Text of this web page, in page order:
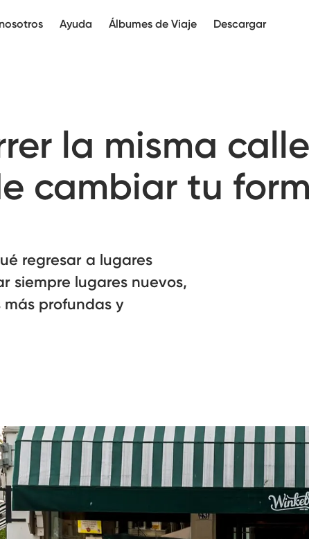
Ayuda Álbumes de Viaje Descargar
la misma
cambiar tu
regresar a lugares
siempre lugares nuevos,
profundas y